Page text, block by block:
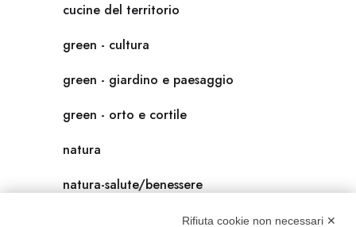
cucine del territorio
green - cultura
green - giardino e paesaggio
green - orto e cortile
natura
natura-salute/benessere
Rifiuta cookie non necessari ✕